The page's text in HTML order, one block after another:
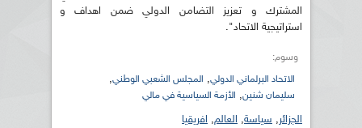
المشترك و تعزيز التضامن الدولي ضمن اهداف و
استراتيجية الاتحاد".
وسوم:
الاتحاد البرلماني الدولي, المجلس الشعبي الوطني,
سليمان شنين, الأزمة السياسية في مالي
الجزائر, سياسة, العالم, افريقيا